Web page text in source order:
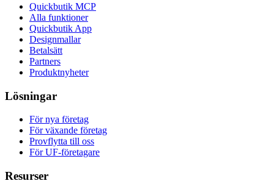
Quickbutik MCP
Alla funktioner
Quickbutik App
Designmallar
Betalsätt
Partners
Produktnyheter
Lösningar
För nya företag
För växande företag
Provflytta till oss
För UF-företagare
Resurser